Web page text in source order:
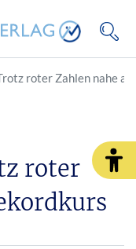
roter Zahlen nahe
roter